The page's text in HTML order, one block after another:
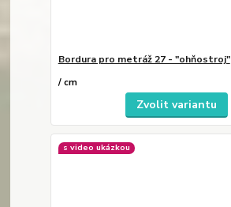
Bordura pro metráž 27 - "ohňostroj"
/cm
Zvolit variantu
s video ukázkou